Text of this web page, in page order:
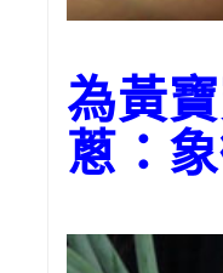
為黃
蔥：